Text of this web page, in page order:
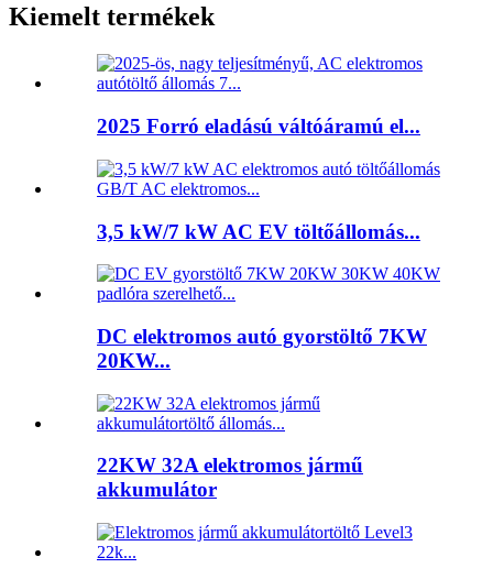
Kiemelt termékek
2025 Forró eladású váltóáramú el...
3,5 kW/7 kW AC EV töltőállomás...
DC elektromos autó gyorstöltő 7KW
20KW...
22KW 32A elektromos jármű
akkumulátor